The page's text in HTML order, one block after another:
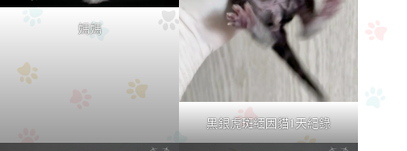
媽媽
黑銀虎斑緬因貓1天紀錄